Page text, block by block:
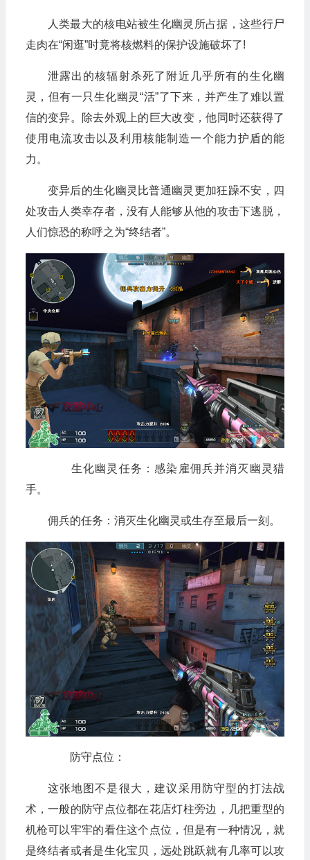
人类最大的核电站被生化幽灵所占据，这些行尸
走肉在“闲逛”时竟将核燃料的保护设施破坏了!
泄露出的核辐射杀死了附近几乎所有的生化幽
灵，但有一只生化幽灵“活”了下来，并产生了难以置
信的变异。除去外观上的巨大改变，他同时还获得了
使用电流攻击以及利用核能制造一个能力护盾的能
力。
变异后的生化幽灵比普通幽灵更加狂躁不安，四
处攻击人类幸存者，没有人能够从他的攻击下逃脱，
人们惊恐的称呼之为“终结者”。
生化幽灵任务：感染雇佣兵并消灭幽灵猎
手。
佣兵的任务：消灭生化幽灵或生存至最后一刻。
防守点位：
这张地图不是很大，建议采用防守型的打法战
术，一般的防守点位都在花店灯柱旁边，几把重型的
机枪可以牢牢的看住这个点位，但是有一种情况，就
是终结者或者是生化宝贝，远处跳跃就有几率可以攻